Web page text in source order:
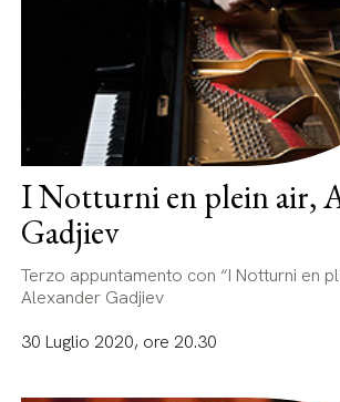
I Notturni en plein air,
Gadjiev
Terzo appuntamento con “I Notturni en
Alexander Gadjiev
30 Luglio 2020, ore 20.30